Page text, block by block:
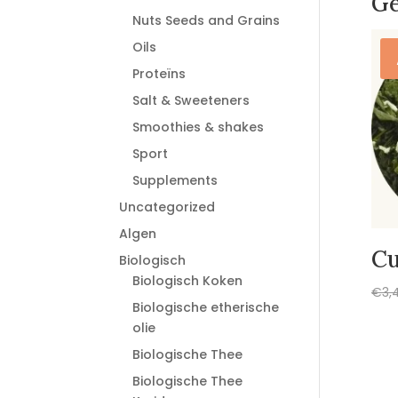
€
Nuts Seeds and Grains
Oils
Proteïns
Salt & Sweeteners
Smoothies & shakes
Sport
Supplements
Uncategorized
Algen
Biologisch
Biologisch Koken
Biologische etherische
olie
Biologische Thee
Biologische Thee